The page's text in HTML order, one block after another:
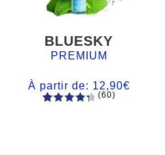
BLUESKY
PREMIUM
À partir de: 12,90€
(60)